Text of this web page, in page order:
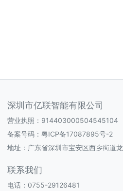
深圳市亿联智能有限公司
营业执照：914403000504545104
备案号码： 粤ICP备17087895号-2
地址：广东省深圳市宝安区西乡街道
联系我们
电话：0755-29126481